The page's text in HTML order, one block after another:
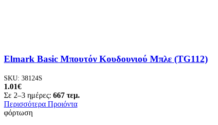
Elmark Basic Μπουτόν Κουδουνιού Μπλε (TG112)
SKU: 38124S
1.01€
Σε 2–3 ημέρες: 667 τεμ.
Περισσότερα Προιόντα
φόρτωση